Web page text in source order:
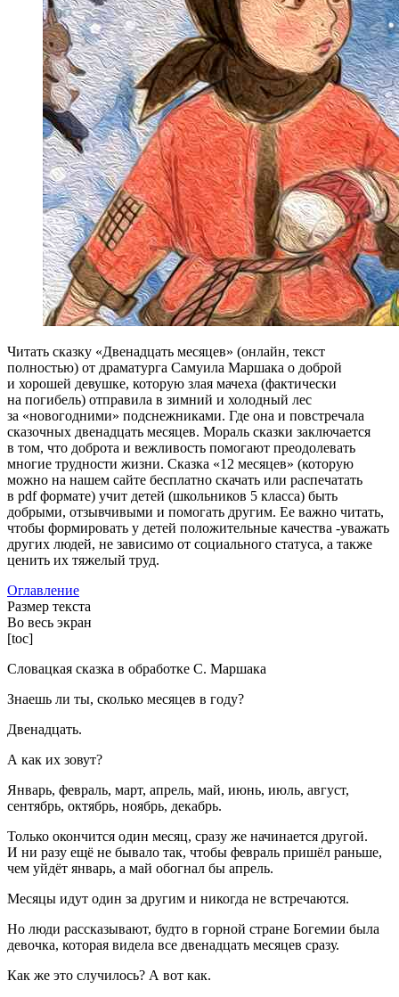
Читать сказку «Двенадцать месяцев» (онлайн, текст
полностью) от драматурга Самуила Маршака о доброй
и хорошей девушке, которую злая мачеха (фактически
на погибель) отправила в зимний и холодный лес
за «новогодними» подснежниками. Где она и повстречала
сказочных двенадцать месяцев. Мораль сказки заключается
в том, что доброта и вежливость помогают преодолевать
многие трудности жизни. Сказка «12 месяцев» (которую
можно на нашем сайте бесплатно скачать или распечатать
в pdf формате) учит детей (школьников 5 класса) быть
добрыми, отзывчивыми и помогать другим. Ее важно читать,
чтобы формировать у детей положительные качества -уважать
других людей, не зависимо от социального статуса, а также
ценить их тяжелый труд.
Оглавление
Размер текста
Во весь экран
[toc]
Словацкая сказка в обработке С. Маршака
Знаешь ли ты, сколько месяцев в году?
Двенадцать.
А как их зовут?
Январь, февраль, март, апрель, май, июнь, июль, август,
сентябрь, октябрь, ноябрь, декабрь.
Только окончится один месяц, сразу же начинается другой.
И ни разу ещё не бывало так, чтобы февраль пришёл раньше,
чем уйдёт январь, а май обогнал бы апрель.
Месяцы идут один за другим и никогда не встречаются.
Но люди рассказывают, будто в горной стране Богемии была
девочка, которая видела все двенадцать месяцев сразу.
Как же это случилось? А вот как.